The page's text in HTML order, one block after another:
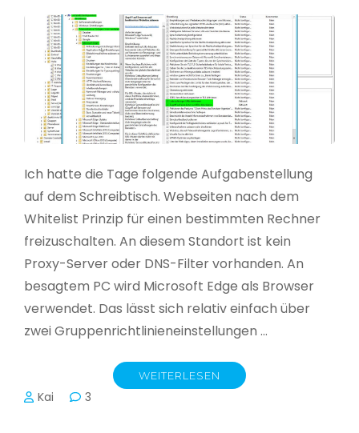
Ich hatte die Tage folgende Aufgabenstellung
auf dem Schreibtisch. Webseiten nach dem
Whitelist Prinzip für einen bestimmten Rechner
freizuschalten. An diesem Standort ist kein
Proxy-Server oder DNS-Filter vorhanden. An
besagtem PC wird Microsoft Edge als Browser
verwendet. Das lässt sich relativ einfach über
zwei Gruppenrichtlinieneinstellungen …
WEITERLESEN
Kai 3